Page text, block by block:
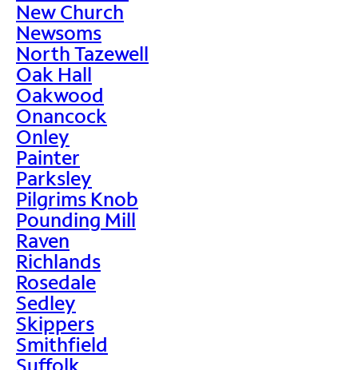
New Church
Newsoms
North Tazewell
Oak Hall
Oakwood
Onancock
Onley
Painter
Parksley
Pilgrims Knob
Pounding Mill
Raven
Richlands
Rosedale
Sedley
Skippers
Smithfield
Suffolk